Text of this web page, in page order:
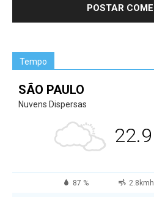
Tempo
SÃO PAULO
Nuvens Dispersas
22.9
87 % 2.8kmh